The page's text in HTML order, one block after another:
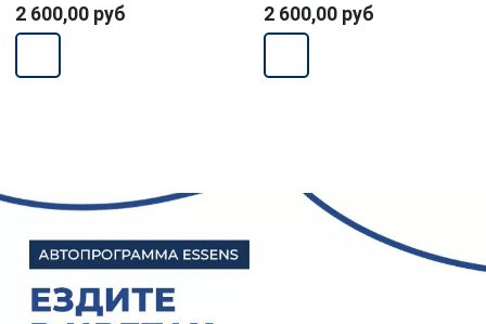
2 600,00 руб
2 600,00 руб